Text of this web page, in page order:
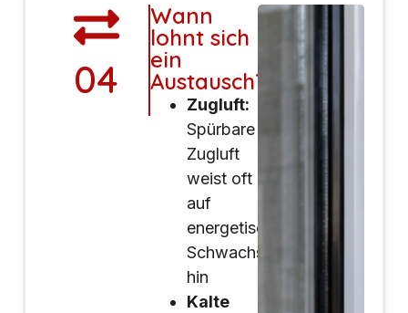
04
Wann
lohnt sich
ein
Austausch?
Zugluft:
Spürbare
Zugluft
weist oft
auf
energetische
Schwachstellen
hin
Kalte